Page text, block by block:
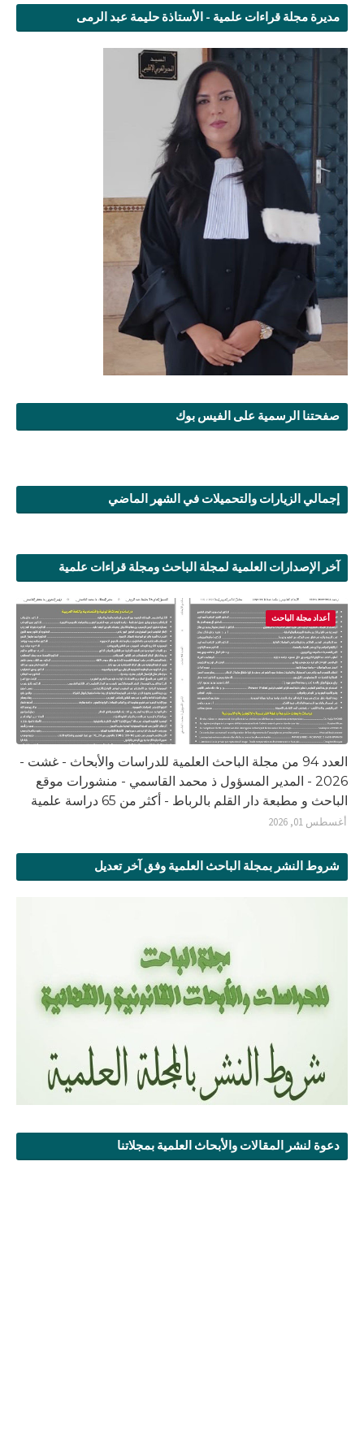
مديرة مجلة قراءات علمية - الأستاذة حليمة عبد الرمى
صفحتنا الرسمية على الفيس بوك
إجمالي الزيارات والتحميلات في الشهر الماضي
آخر الإصدارات العلمية لمجلة الباحث ومجلة قراءات علمية
أعداد مجلة الباحث
العدد 94 من مجلة الباحث العلمية للدراسات والأبحاث - غشت -
2026 - المدير المسؤول ذ محمد القاسمي - منشورات موقع
الباحث و مطبعة دار القلم بالرباط - أكثر من 65 دراسة علمية
أغسطس 01, 2026
شروط النشر بمجلة الباحث العلمية وفق آخر تعديل
دعوة لنشر المقالات والأبحاث العلمية بمجلاتنا